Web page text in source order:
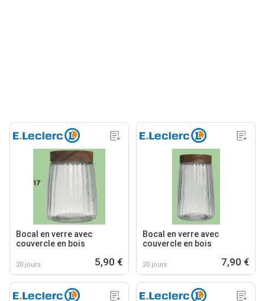
Bocal en verre avec
couvercle en bois
20 jours 5,90 €
Bocal en verre avec
couvercle en bois
20 jours 7,90 €